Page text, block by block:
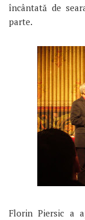
încântată de
parte.
Florin Piersic a